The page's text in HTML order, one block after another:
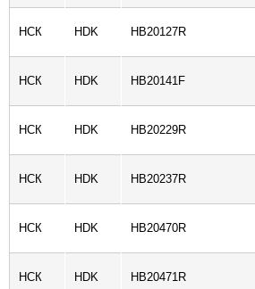
НСК HDK HB20127R
НСК HDK HB20141F
НСК HDK HB20229R
НСК HDK HB20237R
НСК HDK HB20470R
НСК HDK HB20471R